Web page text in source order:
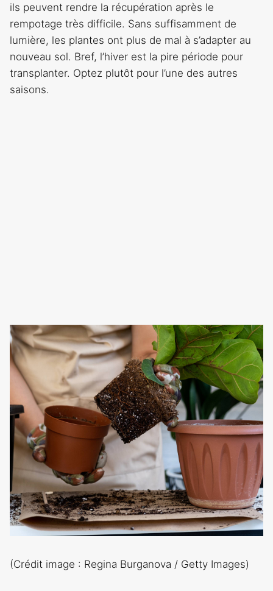
ils peuvent rendre la récupération après le
rempotage très difficile. Sans suffisamment de
lumière, les plantes ont plus de mal à s’adapter au
nouveau sol. Bref, l’hiver est la pire période pour
transplanter. Optez plutôt pour l’une des autres
saisons.
(Crédit image : Regina Burganova / Getty Images)